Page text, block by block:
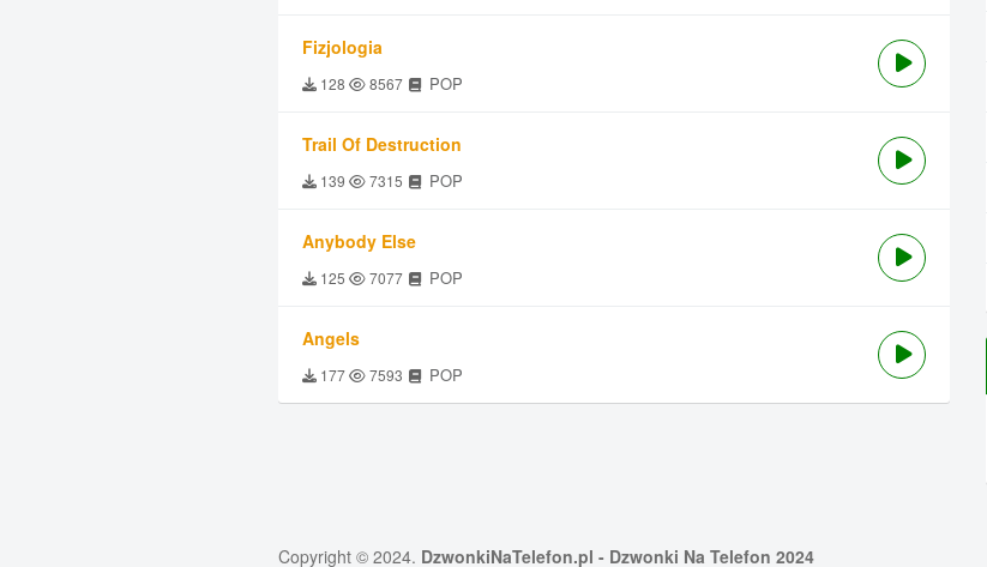
Fizjologia
128 8567 POP
Trail Of Destruction
139 7315 POP
Anybody Else
125 7077 POP
Angels
177 7593 POP
Copyright © 2024. DzwonkiNaTelefon.pl - Dzwonki Na Telefon 2024